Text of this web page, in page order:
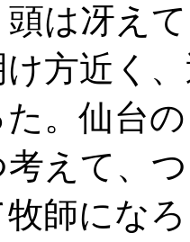
は冴え
方近く
。仙台
えて、
師にな